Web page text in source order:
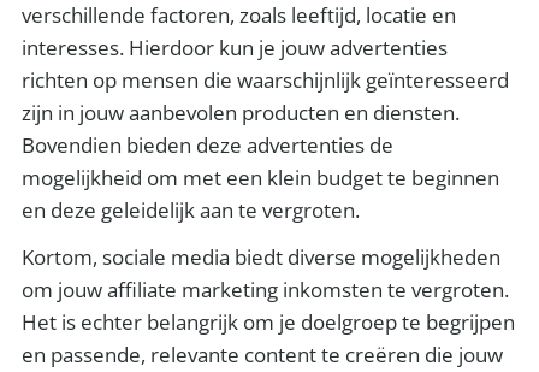
verschillende factoren, zoals leeftijd, locatie en
interesses. Hierdoor kun je jouw advertenties
richten op mensen die waarschijnlijk geïnteresseerd
zijn in jouw aanbevolen producten en diensten.
Bovendien bieden deze advertenties de
mogelijkheid om met een klein budget te beginnen
en deze geleidelijk aan te vergroten.
Kortom, sociale media biedt diverse mogelijkheden
om jouw affiliate marketing inkomsten te vergroten.
Het is echter belangrijk om je doelgroep te begrijpen
en passende, relevante content te creëren die jouw